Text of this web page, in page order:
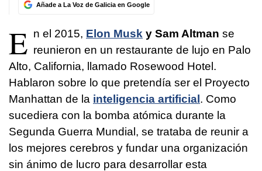
Añade a La Voz de Galicia en Google
E n el 2015, Elon Musk y Sam Altman se
reunieron en un restaurante de lujo en Palo
Alto, California, llamado Rosewood Hotel.
Hablaron sobre lo que pretendía ser el Proyecto
Manhattan de la inteligencia artificial. Como
sucediera con la bomba atómica durante la
Segunda Guerra Mundial, se trataba de reunir a
los mejores cerebros y fundar una organización
sin ánimo de lucro para desarrollar esta